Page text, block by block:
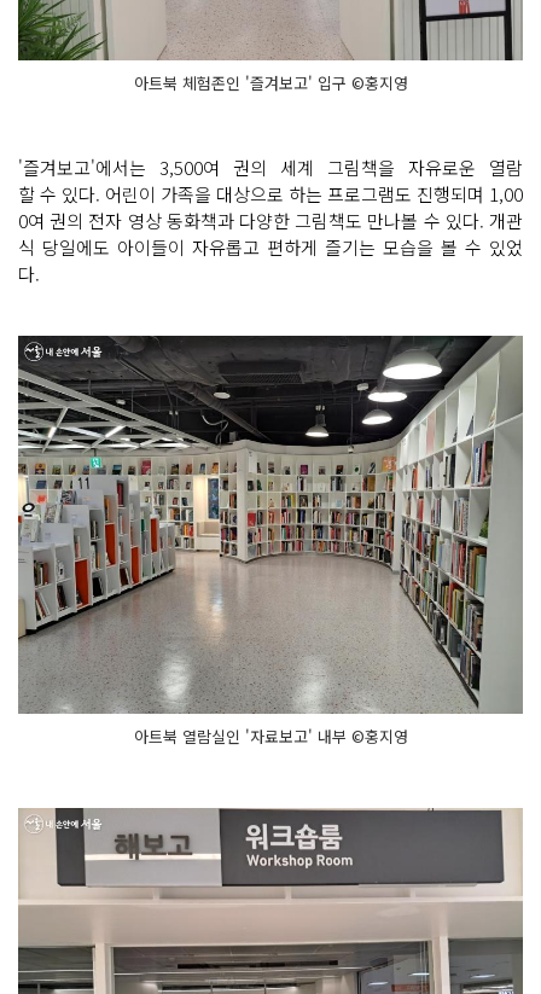
아트북 체험존인 '즐겨보고' 입구 ©홍지영
'즐겨보고'에서는 3,500여 권의 세계 그림책을 자유로운 열람
할 수 있다. 어린이 가족을 대상으로 하는 프로그램도 진행되며 1,00
0여 권의 전자 영상 동화책과 다양한 그림책도 만나볼 수 있다. 개관
식 당일에도 아이들이 자유롭고 편하게 즐기는 모습을 볼 수 있었
다.
아트북 열람실인 '자료보고' 내부 ©홍지영